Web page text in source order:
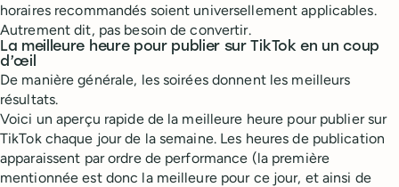
horaires recommandés soient universellement applicables.
Autrement dit, pas besoin de convertir.
La meilleure heure pour publier sur TikTok en un coup
d’œil
De manière générale, les soirées donnent les meilleurs
résultats.
Voici un aperçu rapide de la meilleure heure pour publier sur
TikTok chaque jour de la semaine. Les heures de publication
apparaissent par ordre de performance (la première
mentionnée est donc la meilleure pour ce jour, et ainsi de